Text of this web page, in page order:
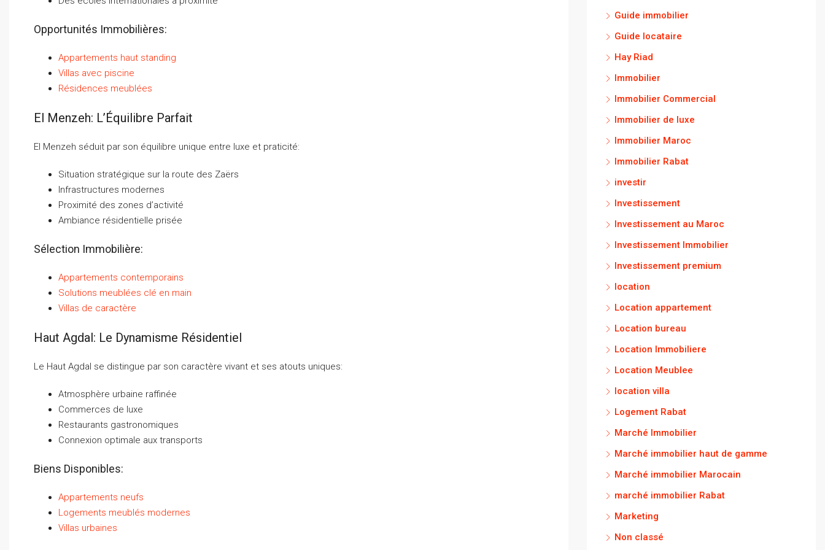
Opportunités Immobilières:
Appartements haut standing
Villas avec piscine
Résidences meublées
El Menzeh: L’Équilibre Parfait
El Menzeh séduit par son équilibre unique entre luxe et praticité:
Situation stratégique sur la route des Zaërs
Infrastructures modernes
Proximité des zones d’activité
Ambiance résidentielle prisée
Sélection Immobilière:
Appartements contemporains
Solutions meublées clé en main
Villas de caractère
Haut Agdal: Le Dynamisme Résidentiel
Le Haut Agdal se distingue par son caractère vivant et ses atouts uniques:
Atmosphère urbaine raffinée
Commerces de luxe
Restaurants gastronomiques
Connexion optimale aux transports
Biens Disponibles:
Appartements neufs
Logements meublés modernes
Villas urbaines
Guide immobilier
Guide locataire
Hay Riad
Immobilier
Immobilier Commercial
Immobilier de luxe
Immobilier Maroc
Immobilier Rabat
investir
Investissement
Investissement au Maroc
Investissement Immobilier
Investissement premium
location
Location appartement
Location bureau
Location Immobiliere
Location Meublee
location villa
Logement Rabat
Marché Immobilier
Marché immobilier haut de gamme
Marché immobilier Marocain
marché immobilier Rabat
Marketing
Non classé